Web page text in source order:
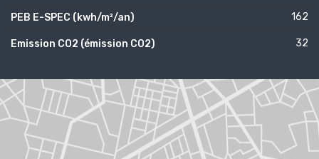
PEB E-SPEC (kwh/m²/an) 162
Emission CO2 (émission CO2) 32